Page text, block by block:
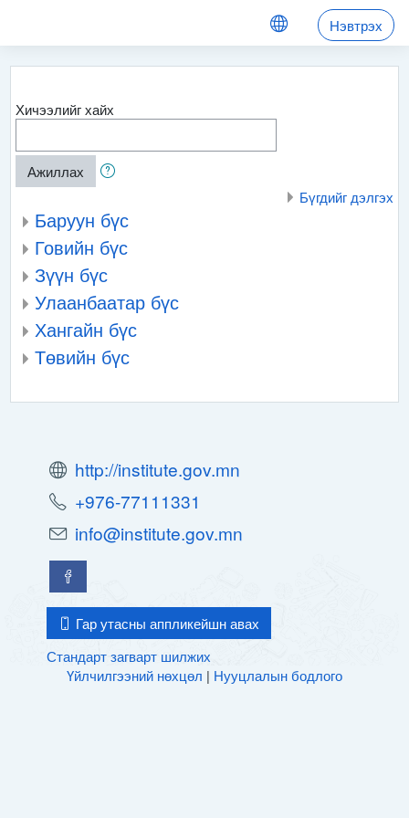
Нэвтрэх
Хичээлийг хайх
Ажиллах
Бүгдийг дэлгэх
Баруун бүс
Говийн бүс
Зүүн бүс
Улаанбаатар бүс
Хангайн бүс
Төвийн бүс
http://institute.gov.mn
+976-77111331
info@institute.gov.mn
Гар утасны аппликейшн авах
Стандарт загварт шилжих
Үйлчилгээний нөхцөл | Нууцлалын бодлого